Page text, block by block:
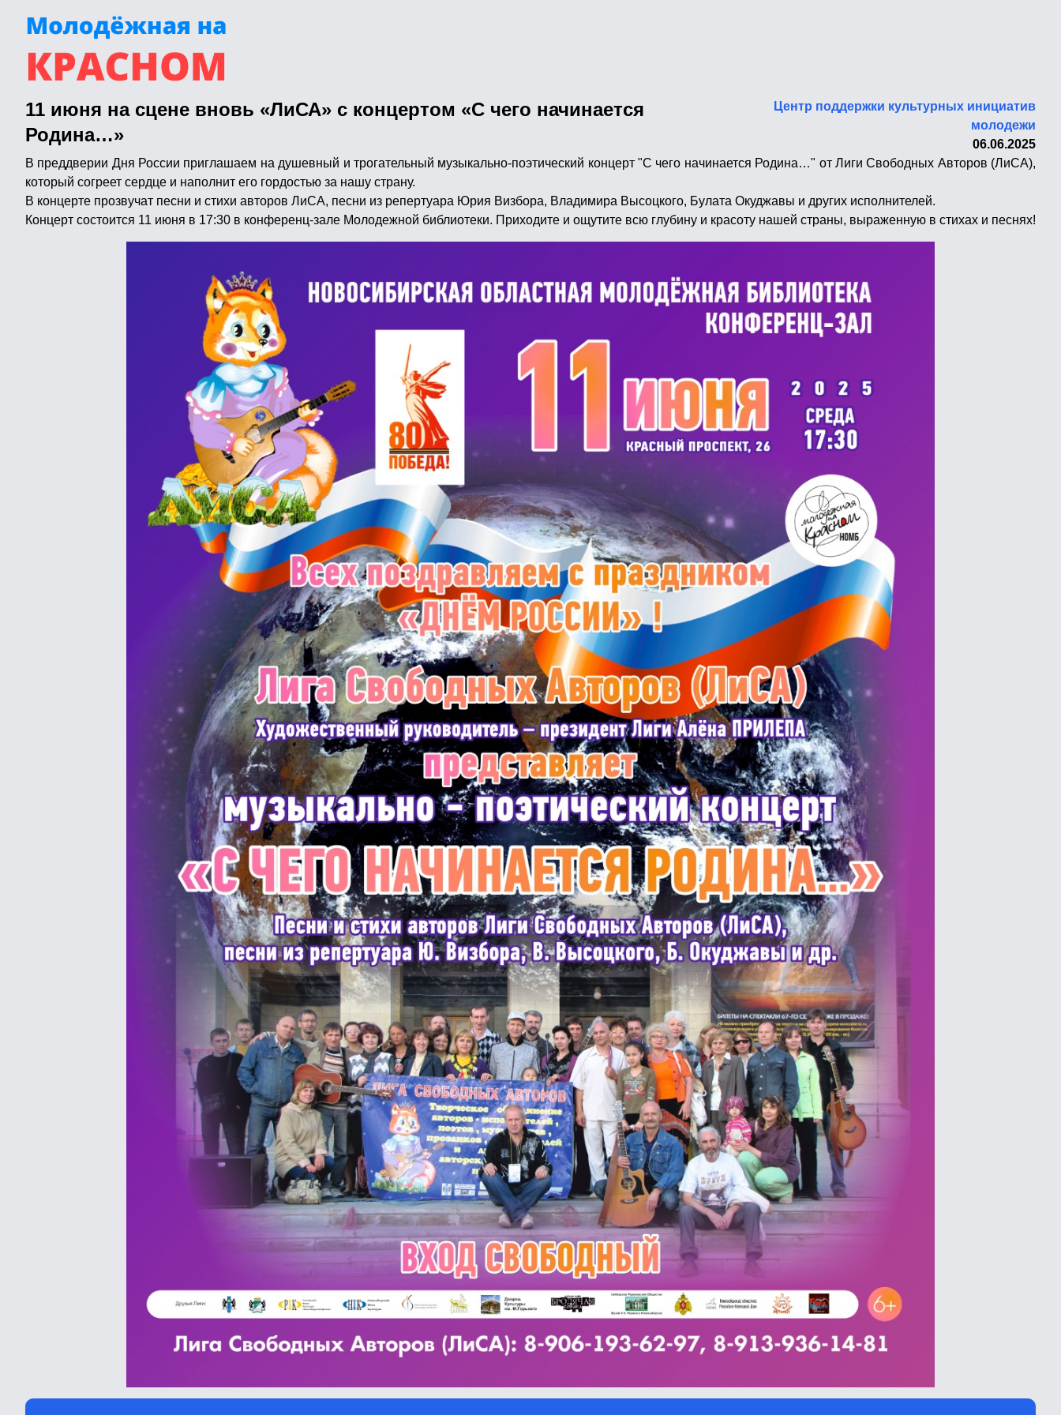
11 июня на сцене вновь «ЛиСА» с концертом «С чего начинается
Родина…»
Центр поддержки культурных инициатив
молодежи
06.06.2025
В преддверии Дня России приглашаем на душевный и трогательный музыкально-поэтический концерт "С чего начинается Родина…" от Лиги Свободных Авторов (ЛиСА),
который согреет сердце и наполнит его гордостью за нашу страну.
В концерте прозвучат песни и стихи авторов ЛиСА, песни из репертуара Юрия Визбора, Владимира Высоцкого, Булата Окуджавы и других исполнителей.
Концерт состоится 11 июня в 17:30 в конференц-зале Молодежной библиотеки. Приходите и ощутите всю глубину и красоту нашей страны, выраженную в стихах и песнях!